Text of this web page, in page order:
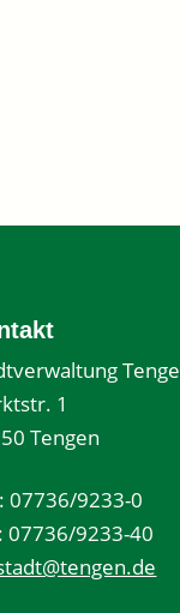
1
Tengen
07736/9233-0
07736/9233-40